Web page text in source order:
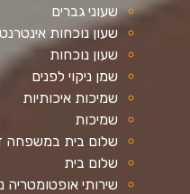
שעוני גברים
שעון נוכחות
שעון נוכחות
שמן ניקוי לפנים
שמיכות איכותיות
שמיכות
שלום בית במשפחה
שלום בית
שירותי אופטומטריה